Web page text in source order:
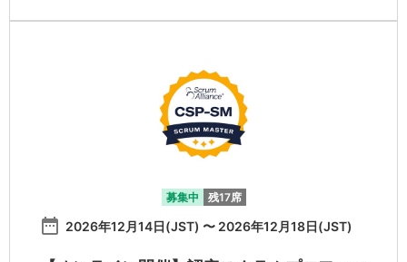
募集中 残17席
date_range 2026年12月14日(JST) 〜 2026年12月18日(JST)